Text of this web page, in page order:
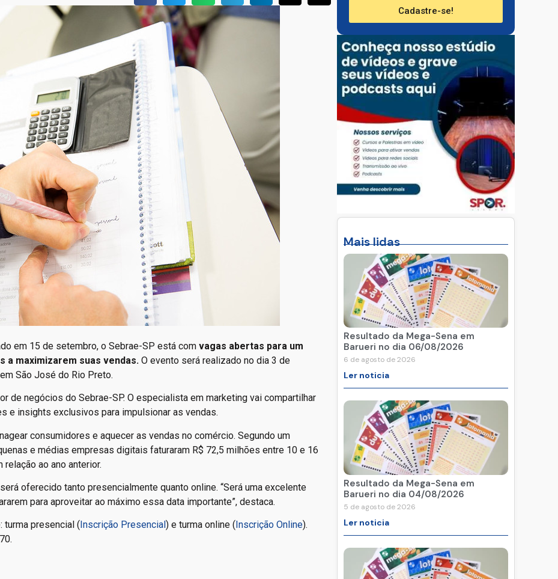
em 15 de setembro, o Sebrae-SP está com vagas abertas para um
a maximizarem suas vendas. O evento será realizado no dia 3 de
São José do Rio Preto.
de negócios do Sebrae-SP. O especialista em marketing vai compartilhar
e insights exclusivos para impulsionar as vendas.
consumidores e aquecer as vendas no comércio. Segundo um
e médias empresas digitais faturaram R$ 72,5 milhões entre 10 e 16
ao ano anterior.
oferecido tanto presencialmente quanto online. “Será uma excelente
para aproveitar ao máximo essa data importante”, destaca.
presencial ( Inscrição Presencial ) e turma online ( Inscrição Online).
Mais lidas
Resultado da Mega-Sena em
Barueri no dia 06/08/2026
6 de agosto de 2026
Ler noticia
Resultado da Mega-Sena em
Barueri no dia 04/08/2026
5 de agosto de 2026
Ler noticia
Cadastre-se!